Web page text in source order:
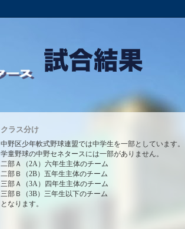
クラス分け
中野区少年軟式野球連盟では中学生を一部としています。
学童野球の中野セネタースには一部がありません。
二部Ａ（2A）六年生主体のチーム
二部Ｂ（2B）五年生主体のチーム
三部Ａ（3A）四年生主体のチーム
三部Ｂ（3B）三年生以下のチーム
となります。